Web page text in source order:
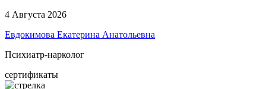
4 Августа 2026
Евдокимова Екатерина Анатольевна
Психиатр-нарколог
сертификаты